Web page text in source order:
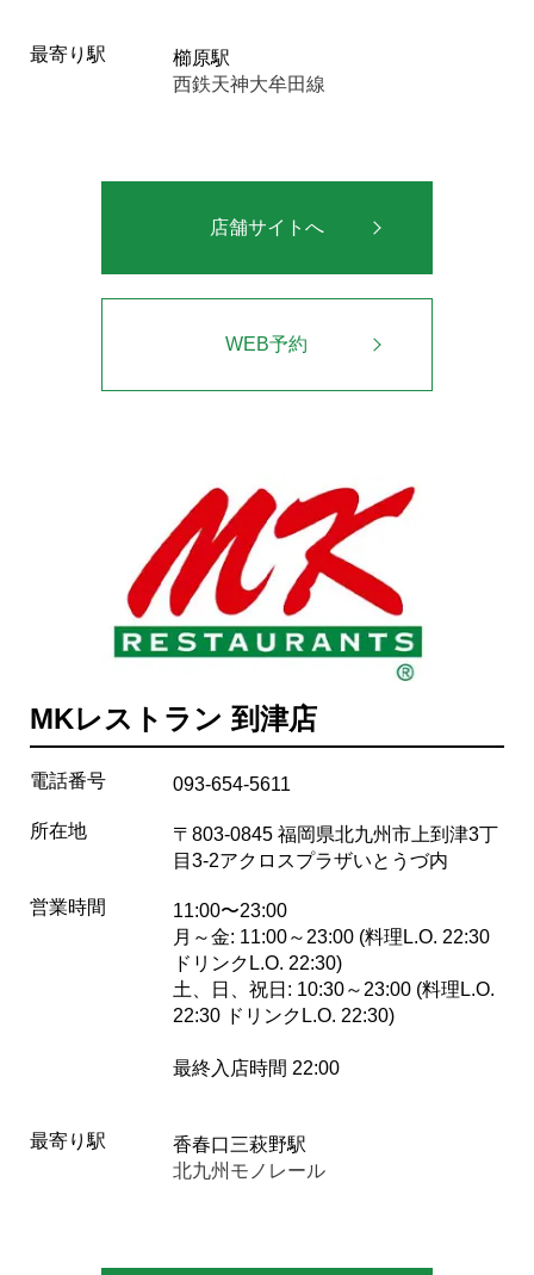
最寄り駅
櫛原駅
西鉄天神大牟田線
店舗サイトへ
WEB予約
MKレストラン 到津店
電話番号 093-654-5611
所在地
〒803-0845 福岡県北九州市上到津3丁
目3-2アクロスプラザいとうづ内
営業時間
11:00〜23:00
月～金: 11:00～23:00 (料理L.O. 22:30
ドリンクL.O. 22:30)
土、日、祝日: 10:30～23:00 (料理L.O.
22:30 ドリンクL.O. 22:30)
最終入店時間 22:00
最寄り駅
香春口三萩野駅
北九州モノレール